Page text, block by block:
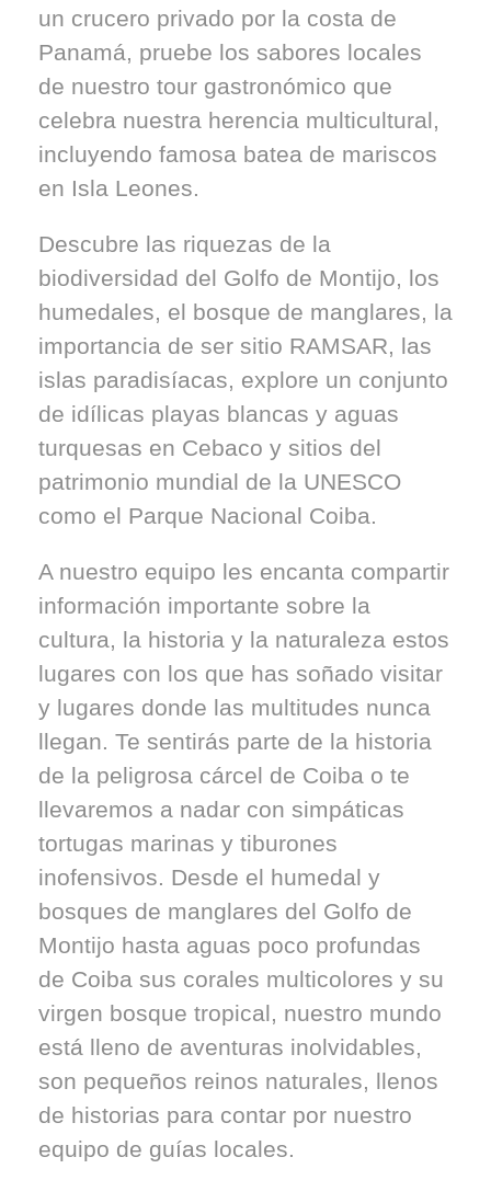
un crucero privado por la costa de
Panamá, pruebe los sabores locales
de nuestro tour gastronómico que
celebra nuestra herencia multicultural,
incluyendo famosa batea de mariscos
en Isla Leones.
Descubre las riquezas de la
biodiversidad del Golfo de Montijo, los
humedales, el bosque de manglares, la
importancia de ser sitio RAMSAR, las
islas paradisíacas, explore un conjunto
de idílicas playas blancas y aguas
turquesas en Cebaco y sitios del
patrimonio mundial de la UNESCO
como el Parque Nacional Coiba.
A nuestro equipo les encanta compartir
información importante sobre la
cultura, la historia y la naturaleza estos
lugares con los que has soñado visitar
y lugares donde las multitudes nunca
llegan. Te sentirás parte de la historia
de la peligrosa cárcel de Coiba o te
llevaremos a nadar con simpáticas
tortugas marinas y tiburones
inofensivos. Desde el humedal y
bosques de manglares del Golfo de
Montijo hasta aguas poco profundas
de Coiba sus corales multicolores y su
virgen bosque tropical, nuestro mundo
está lleno de aventuras inolvidables,
son pequeños reinos naturales, llenos
de historias para contar por nuestro
equipo de guías locales.